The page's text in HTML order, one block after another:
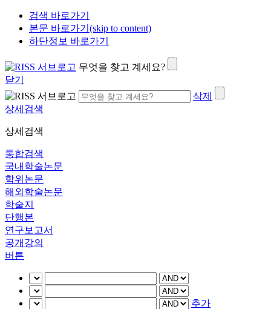
검색 바로가기
본문 바로가기(skip to content)
하단정보 바로가기
무엇을 찾고 계세요?
닫기
삭제
상세검색
상세검색
통합검색
국내학술논문
학위논문
해외학술논문
학술지
단행본
연구보고서
공개강의
버튼
추가